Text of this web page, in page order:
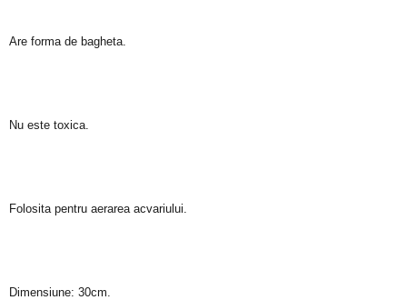
Are forma de bagheta.
Nu este toxica.
Folosita pentru aerarea acvariului.
Dimensiune: 30cm.